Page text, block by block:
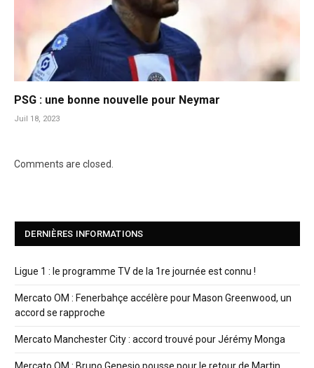
PSG : une bonne nouvelle pour Neymar
Juil 18, 2023
Comments are closed.
DERNIÈRES INFORMATIONS
Ligue 1 : le programme TV de la 1re journée est connu !
Mercato OM : Fenerbahçe accélère pour Mason Greenwood, un
accord se rapproche
Mercato Manchester City : accord trouvé pour Jérémy Monga